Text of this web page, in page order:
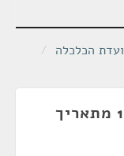
ועדת הכלכלה /
ישיבת ועדה של הכנסת ה-18 מתאריך